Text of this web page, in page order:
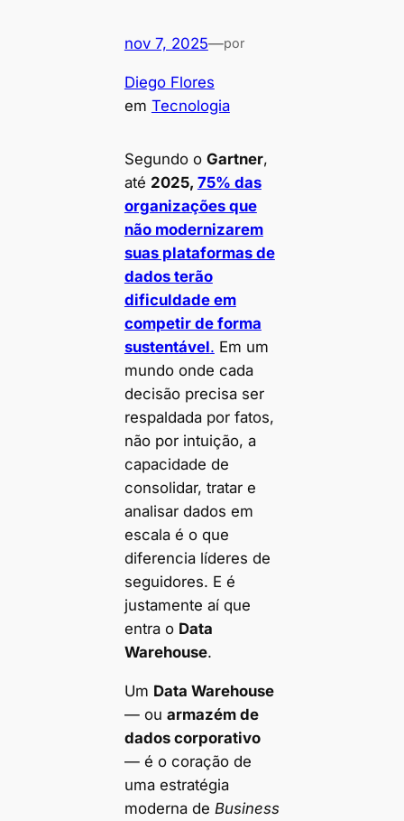
nov 7, 2025—por
Diego Flores
em Tecnologia
Segundo o Gartner,
até 2025, 75% das
organizações que
não modernizarem
suas plataformas de
dados terão
dificuldade em
competir de forma
sustentável. Em um
mundo onde cada
decisão precisa ser
respaldada por fatos,
não por intuição, a
capacidade de
consolidar, tratar e
analisar dados em
escala é o que
diferencia líderes de
seguidores. E é
justamente aí que
entra o Data
Warehouse.
Um Data Warehouse
— ou armazém de
dados corporativo
— é o coração de
uma estratégia
moderna de Business